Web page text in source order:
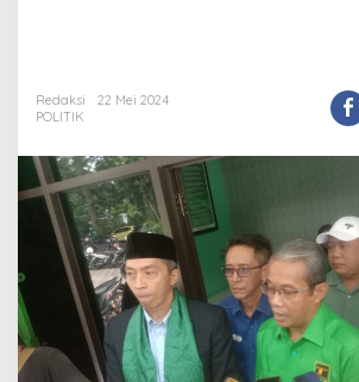
Redaksi
22 Mei 2024
POLITIK